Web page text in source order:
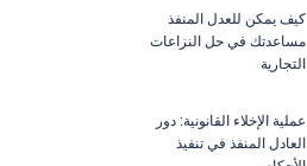
كيف يمكن للعدل المنفذ
مساعدتك في حل النزاعات
التجارية
عملية الإخلاء القانونية: دور
العادل المنفذ في تنفيذ